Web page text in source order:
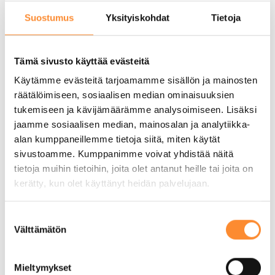
Suostumus Yksityiskohdat Tietoja
Tämä sivusto käyttää evästeitä
Käytämme evästeitä tarjoamamme sisällön ja mainosten
räätälöimiseen, sosiaalisen median ominaisuuksien
tukemiseen ja kävijämäärämme analysoimiseen. Lisäksi
jaamme sosiaalisen median, mainosalan ja analytiikka-
alan kumppaneillemme tietoja siitä, miten käytät
sivustoamme. Kumppanimme voivat yhdistää näitä
tietoja muihin tietoihin, joita olet antanut heille tai joita on
kerätty, kun olet käyttänyt heidän palvelujaan.
Välttämätön
Mieltymykset
Loppukartoitus hankkeen
toimenpiteistä on julkaistu
19 elokuun, 2022